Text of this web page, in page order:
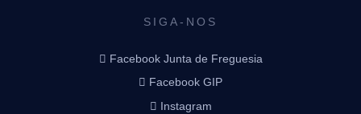
SIGA-NOS
Facebook Junta de Freguesia
Facebook GIP
Instagram